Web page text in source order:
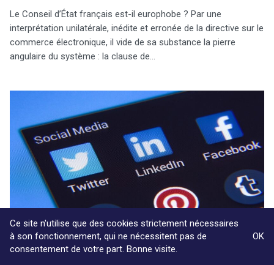
Le Conseil d’État français est-il europhobe ? Par une
interprétation unilatérale, inédite et erronée de la directive sur le
commerce électronique, il vide de sa substance la pierre
angulaire du système : la clause de…
Ce site n'utilise que des cookies strictement nécessaires
à son fonctionnement, qui ne nécessitent pas de
consentement de votre part. Bonne visite.
OK